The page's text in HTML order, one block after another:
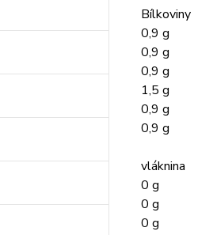
Bílkoviny
0,9 g
0,9 g
0,9 g
1,5 g
0,9 g
0,9 g
vláknina
0 g
0 g
0 g